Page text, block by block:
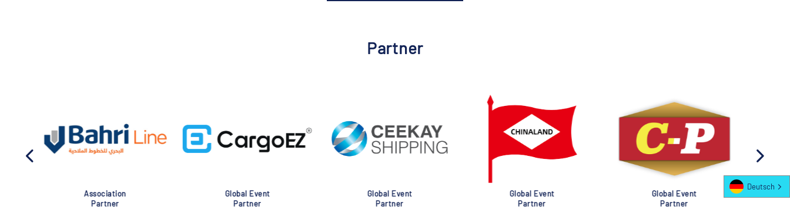
Partner
Association
Partner
Global Event
Partner
Global Event
Partner
Global Event
Partner
Global Event
Partner
Deutsch